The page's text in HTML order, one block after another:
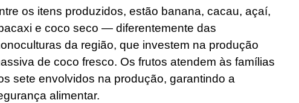
os itens produzidos, estão banana, cacau, açaí,
e coco seco — diferentemente das
da região, que investem na produção
de coco fresco. Os frutos atendem às famílias
sete envolvidos na produção, garantindo a
alimentar.